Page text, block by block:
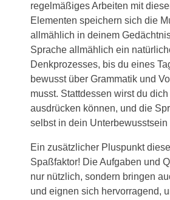
regelmäßiges Arbeiten mit
Elementen speichern sich die
allmählich in deinem
Sprache allmählich ein
Denkprozesses, bis du eines
bewusst über Grammatik und
musst. Stattdessen wirst du
ausdrücken können, und die
selbst in dein Unterbewusstsein
Ein zusätzlicher Pluspunkt
Spaßfaktor! Die Aufgaben und
nur nützlich, sondern bringen
und eignen sich hervorragend,